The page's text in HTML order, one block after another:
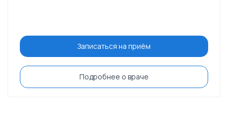
Записаться на приём
Подробнее о враче